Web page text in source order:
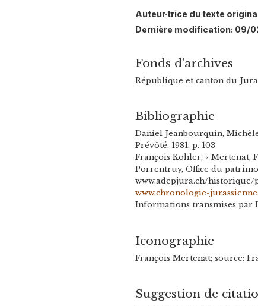
Auteur·trice du texte
Dernière modification: 09/
Fonds d’archives
République et canton du
Bibliographie
Daniel Jeanbourquin,
Prévôté, 1981, p. 103
François Kohler, « Mertenat,
Porrentruy, Office du
www.adepjura.ch/historique/
www.chronologie-
Informations transmises par
Iconographie
François Mertenat; source:
Suggestion de